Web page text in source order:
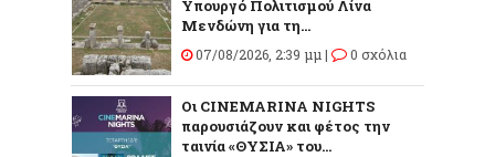
Υπουργό Πολιτισμού Λίνα
Μενδώνη για τη...
07/08/2026, 2:39 μμ | 0 σχόλια
Οι CINEMARINA NIGHTS
παρουσιάζουν και φέτος την
ταινία «ΘΥΣΙΑ» του...